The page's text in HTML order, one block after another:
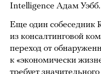
Intelligence Адам Уэбб.
Еще один собеседник
из консалтинговой
переход от
к «экономически